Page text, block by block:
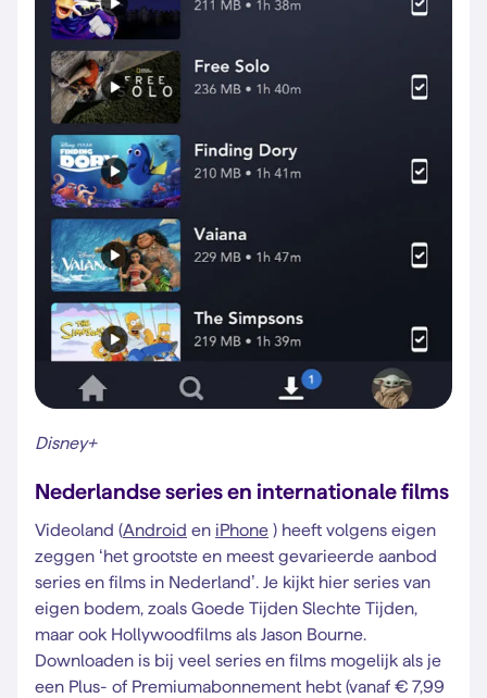
Disney+
Nederlandse series en internationale films
Videoland (Android en iPhone ) heeft volgens eigen
zeggen ‘het grootste en meest gevarieerde aanbod
series en films in Nederland’. Je kijkt hier series van
eigen bodem, zoals Goede Tijden Slechte Tijden,
maar ook Hollywoodfilms als Jason Bourne.
Downloaden is bij veel series en films mogelijk als je
een Plus- of Premiumabonnement hebt (vanaf € 7,99